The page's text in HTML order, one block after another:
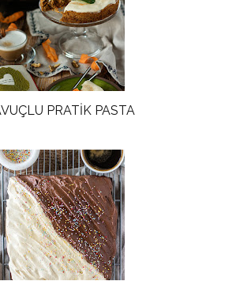
PRATİK PASTA